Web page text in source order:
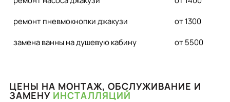
ремонт пневмокнопки джакузи
от 1300
замена ванны на душевую кабину
от 5500
ЦЕНЫ НА МОНТАЖ, ОБСЛУЖИВАНИЕ И
ЗАМЕНУ ИНСТАЛЛЯЦИЙ